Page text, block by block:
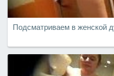
Подсматриваем в женской